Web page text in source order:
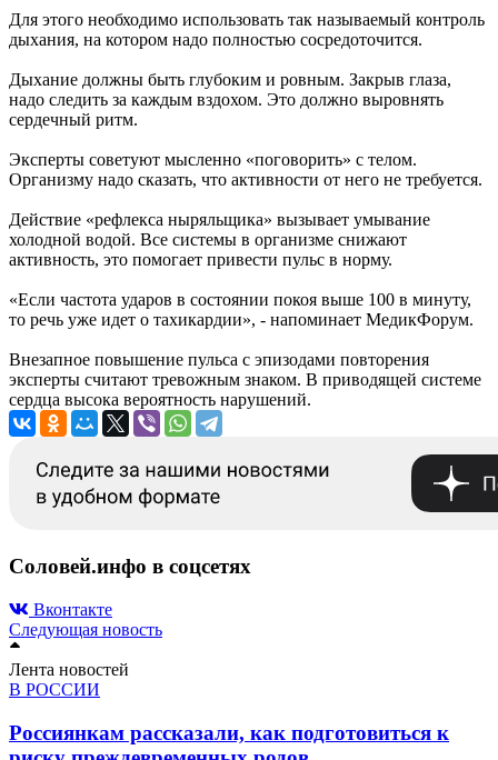
Для этого необходимо использовать так называемый контроль
дыхания, на котором надо полностью сосредоточится.
Дыхание должны быть глубоким и ровным. Закрыв глаза,
надо следить за каждым вздохом. Это должно выровнять
сердечный ритм.
Эксперты советуют мысленно «поговорить» с телом.
Организму надо сказать, что активности от него не требуется.
Действие «рефлекса ныряльщика» вызывает умывание
холодной водой. Все системы в организме снижают
активность, это помогает привести пульс в норму.
«Если частота ударов в состоянии покоя выше 100 в минуту,
то речь уже идет о тахикардии», - напоминает МедикФорум.
Внезапное повышение пульса с эпизодами повторения
эксперты считают тревожным знаком. В приводящей системе
сердца высока вероятность нарушений.
Соловей.инфо в соцсетях
Вконтакте
Следующая новость
Лента новостей
В РОССИИ
Россиянкам рассказали, как подготовиться к